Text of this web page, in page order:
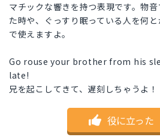
マチックな響きを持つ表現です。物
た時や、ぐっすり眠っている人を何
で使えますよ。
Go rouse your brother from his
late!
兄を起こしてきて、遅刻しちゃうよ！
役に立った